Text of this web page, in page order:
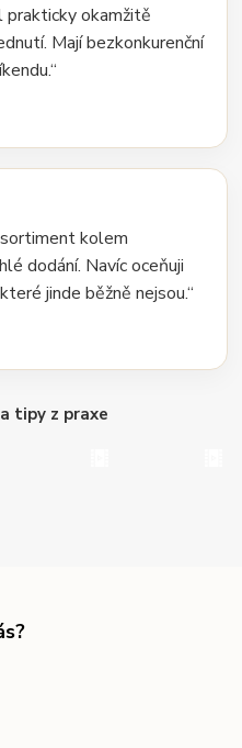
prakticky okamžitě
Mají bezkonkurenční
kolem
dodání. Navíc oceňuji
jinde běžně nejsou.“
tipy z praxe